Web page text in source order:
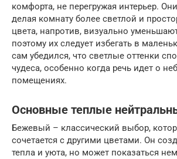
комфорта, не перегружая интерьер.
делая комнату более светлой и
цвета, напротив, визуально
поэтому их следует избегать в
сам убедился, что светлые оттенки
чудеса, особенно когда речь идет о
помещениях.
Основные теплые
Бежевый – классический выбор,
сочетается с другими цветами. Он
тепла и уюта, но может показаться